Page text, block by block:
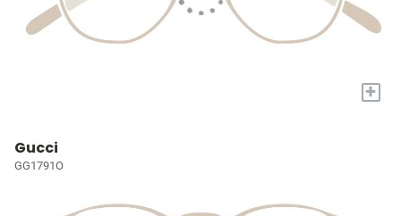
+
Gucci
GG1791O